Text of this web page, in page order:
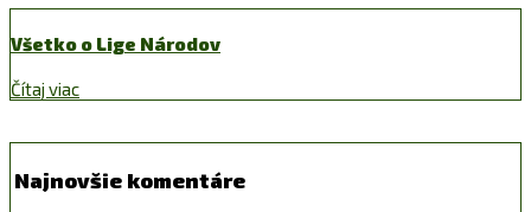
Všetko o Lige Národov
Čítaj viac
Najnovšie komentáre